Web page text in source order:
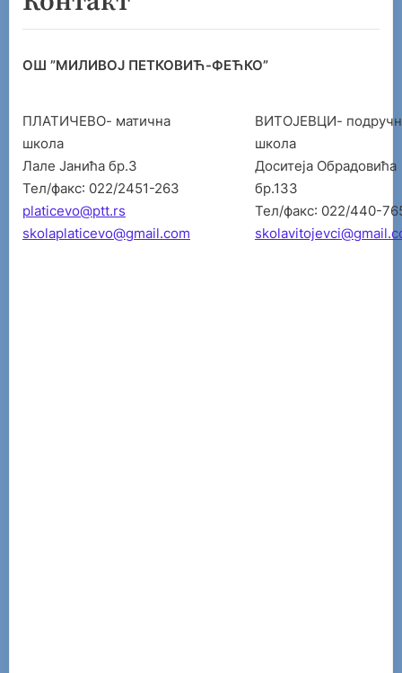
ОШ ”МИЛИВОЈ ПЕТКОВИЋ-ФЕЋКО”
ПЛАТИЧЕВО- матична
школа
Лале Јанића бр.3
Тел/факс: 022/2451-263
platicevo@ptt.rs
skolaplaticevo@gmail.com
ВИТОЈЕВЦИ-
школа
Доситеја Обрадовића
бр.133
Тел/факс: 022/440-